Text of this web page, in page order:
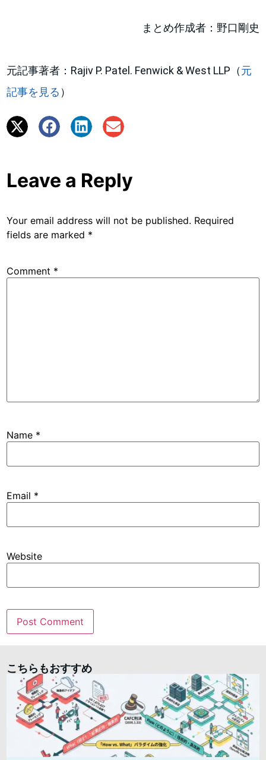
まとめ作成者：野口剛史
元記事著者：Rajiv P. Patel. Fenwick & West LLP（元
記事を見る ）
Leave a Reply
Your email address will not be published. Required
fields are marked *
Comment *
Name *
Email *
Website
こちらもおすすめ